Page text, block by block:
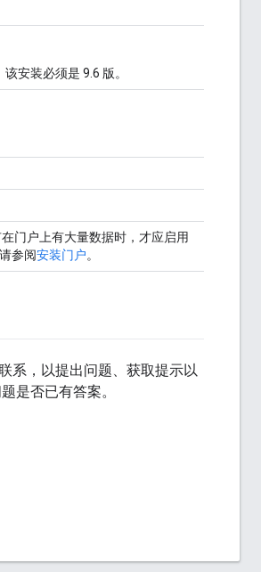
安装必须是 9.6 版。
门户上有大量数据时，才应启用
参阅安装门户。
系，以提出问题、获取提示以
是否已有答案。